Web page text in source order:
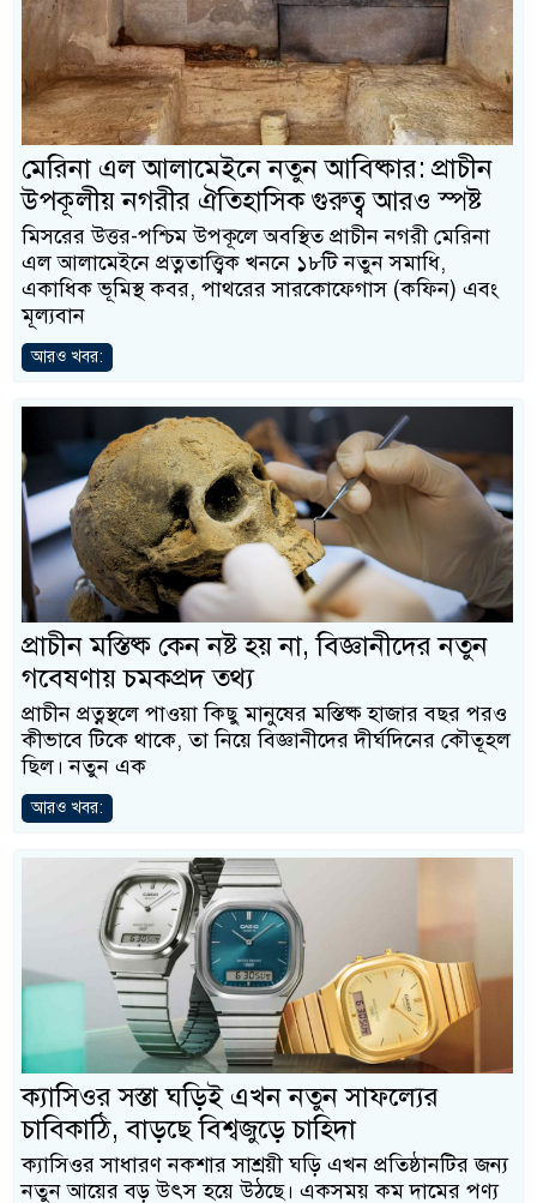
মেরিনা এল আলামেইনে নতুন আবিষ্কার: প্রাচীন
উপকূলীয় নগরীর ঐতিহাসিক গুরুত্ব আরও স্পষ্ট
মিসরের উত্তর-পশ্চিম উপকূলে অবস্থিত প্রাচীন নগরী মেরিনা
এল আলামেইনে প্রত্নতাত্ত্বিক খননে ১৮টি নতুন সমাধি,
একাধিক ভূমিস্থ কবর, পাথরের সারকোফেগাস (কফিন) এবং
মূল্যবান
আরও খবর:
প্রাচীন মস্তিষ্ক কেন নষ্ট হয় না, বিজ্ঞানীদের নতুন
গবেষণায় চমকপ্রদ তথ্য
প্রাচীন প্রত্নস্থলে পাওয়া কিছু মানুষের মস্তিষ্ক হাজার বছর পরও
কীভাবে টিকে থাকে, তা নিয়ে বিজ্ঞানীদের দীর্ঘদিনের কৌতূহল
ছিল। নতুন এক
আরও খবর:
ক্যাসিওর সস্তা ঘড়িই এখন নতুন সাফল্যের
চাবিকাঠি, বাড়ছে বিশ্বজুড়ে চাহিদা
ক্যাসিওর সাধারণ নকশার সাশ্রয়ী ঘড়ি এখন প্রতিষ্ঠানটির জন্য
নতুন আয়ের বড় উৎস হয়ে উঠছে। একসময় কম দামের পণ্য